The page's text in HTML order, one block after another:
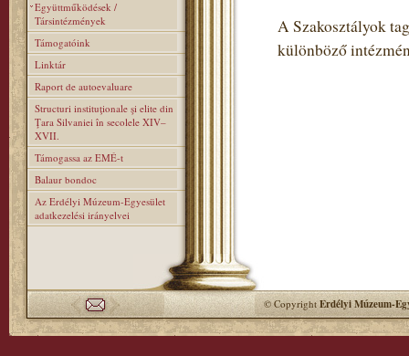
Együttműködések /
Társintézmények
Támogatóink
Linktár
Raport de autoevaluare
Structuri instituţionale şi elite din
Ţara Silvaniei în secolele XIV–
XVII.
Támogassa az EMÉ-t
Balaur bondoc
Az Erdélyi Múzeum-Egyesület
adatkezelési irányelvei
A Szakosztályok
különböző
© CopyrightErdélyi Múzeum-